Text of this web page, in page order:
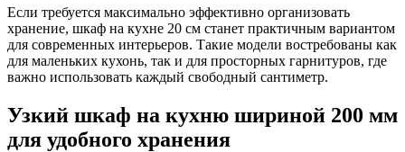
Если требуется максимально эффективно организовать
хранение, шкаф на кухне 20 см станет практичным вариантом
для современных интерьеров. Такие модели востребованы как
для маленьких кухонь, так и для просторных гарнитуров, где
важно использовать каждый свободный сантиметр.
Узкий шкаф на кухню шириной 200 мм
для удобного хранения